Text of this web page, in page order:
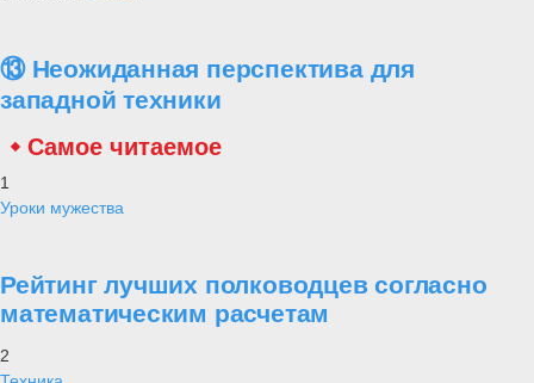
⑬ Неожиданная перспектива для
западной техники
Самое читаемое
1
Уроки мужества
Рейтинг лучших полководцев согласно
математическим расчетам
2